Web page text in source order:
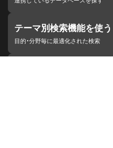
テーマ別検索機能を使う
目的・分野毎に最適化された検索